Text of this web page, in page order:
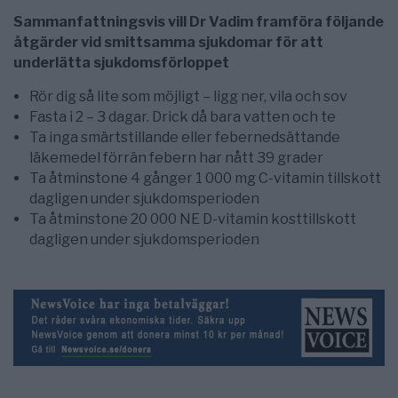
Sammanfattningsvis vill Dr Vadim framföra följande
åtgärder vid smittsamma sjukdomar för att
underlätta sjukdomsförloppet
Rör dig så lite som möjligt – ligg ner, vila och sov
Fasta i 2 – 3 dagar. Drick då bara vatten och te
Ta inga smärtstillande eller febernedsättande
läkemedel förrän febern har nått 39 grader
Ta åtminstone 4 gånger 1 000 mg C-vitamin tillskott
dagligen under sjukdomsperioden
Ta åtminstone 20 000 NE D-vitamin kosttillskott
dagligen under sjukdomsperioden